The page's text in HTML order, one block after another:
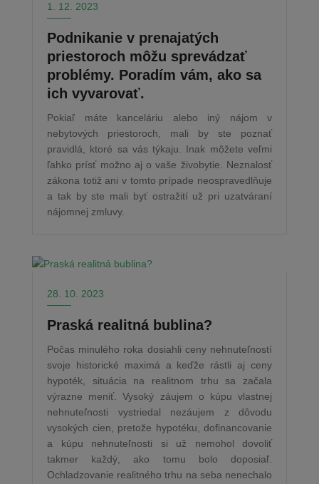
1. 12. 2023
Podnikanie v prenajatých
priestoroch môžu sprevádzať
problémy. Poradím vám, ako sa
ich vyvarovať.
Pokiaľ máte kanceláriu alebo iný nájom v
nebytových priestoroch, mali by ste poznať
pravidlá, ktoré sa vás týkaju. Inak môžete veľmi
ľahko prísť možno aj o vaše živobytie. Neznalosť
zákona totiž ani v tomto prípade neospravedlňuje
a tak by ste mali byť ostražití už pri uzatváraní
nájomnej zmluvy.
28. 10. 2023
Praská realitná bublina?
Počas minulého roka dosiahli ceny nehnuteľností
svoje historické maximá a keďže rástli aj ceny
hypoték, situácia na realitnom trhu sa začala
výrazne meniť. Vysoký záujem o kúpu vlastnej
nehnuteľnosti vystriedal nezáujem z dôvodu
vysokých cien, pretože hypotéku, dofinancovanie
a kúpu nehnuteľnosti si už nemohol dovoliť
takmer každý, ako tomu bolo doposiaľ.
Ochladzovanie realitného trhu na seba nenechalo